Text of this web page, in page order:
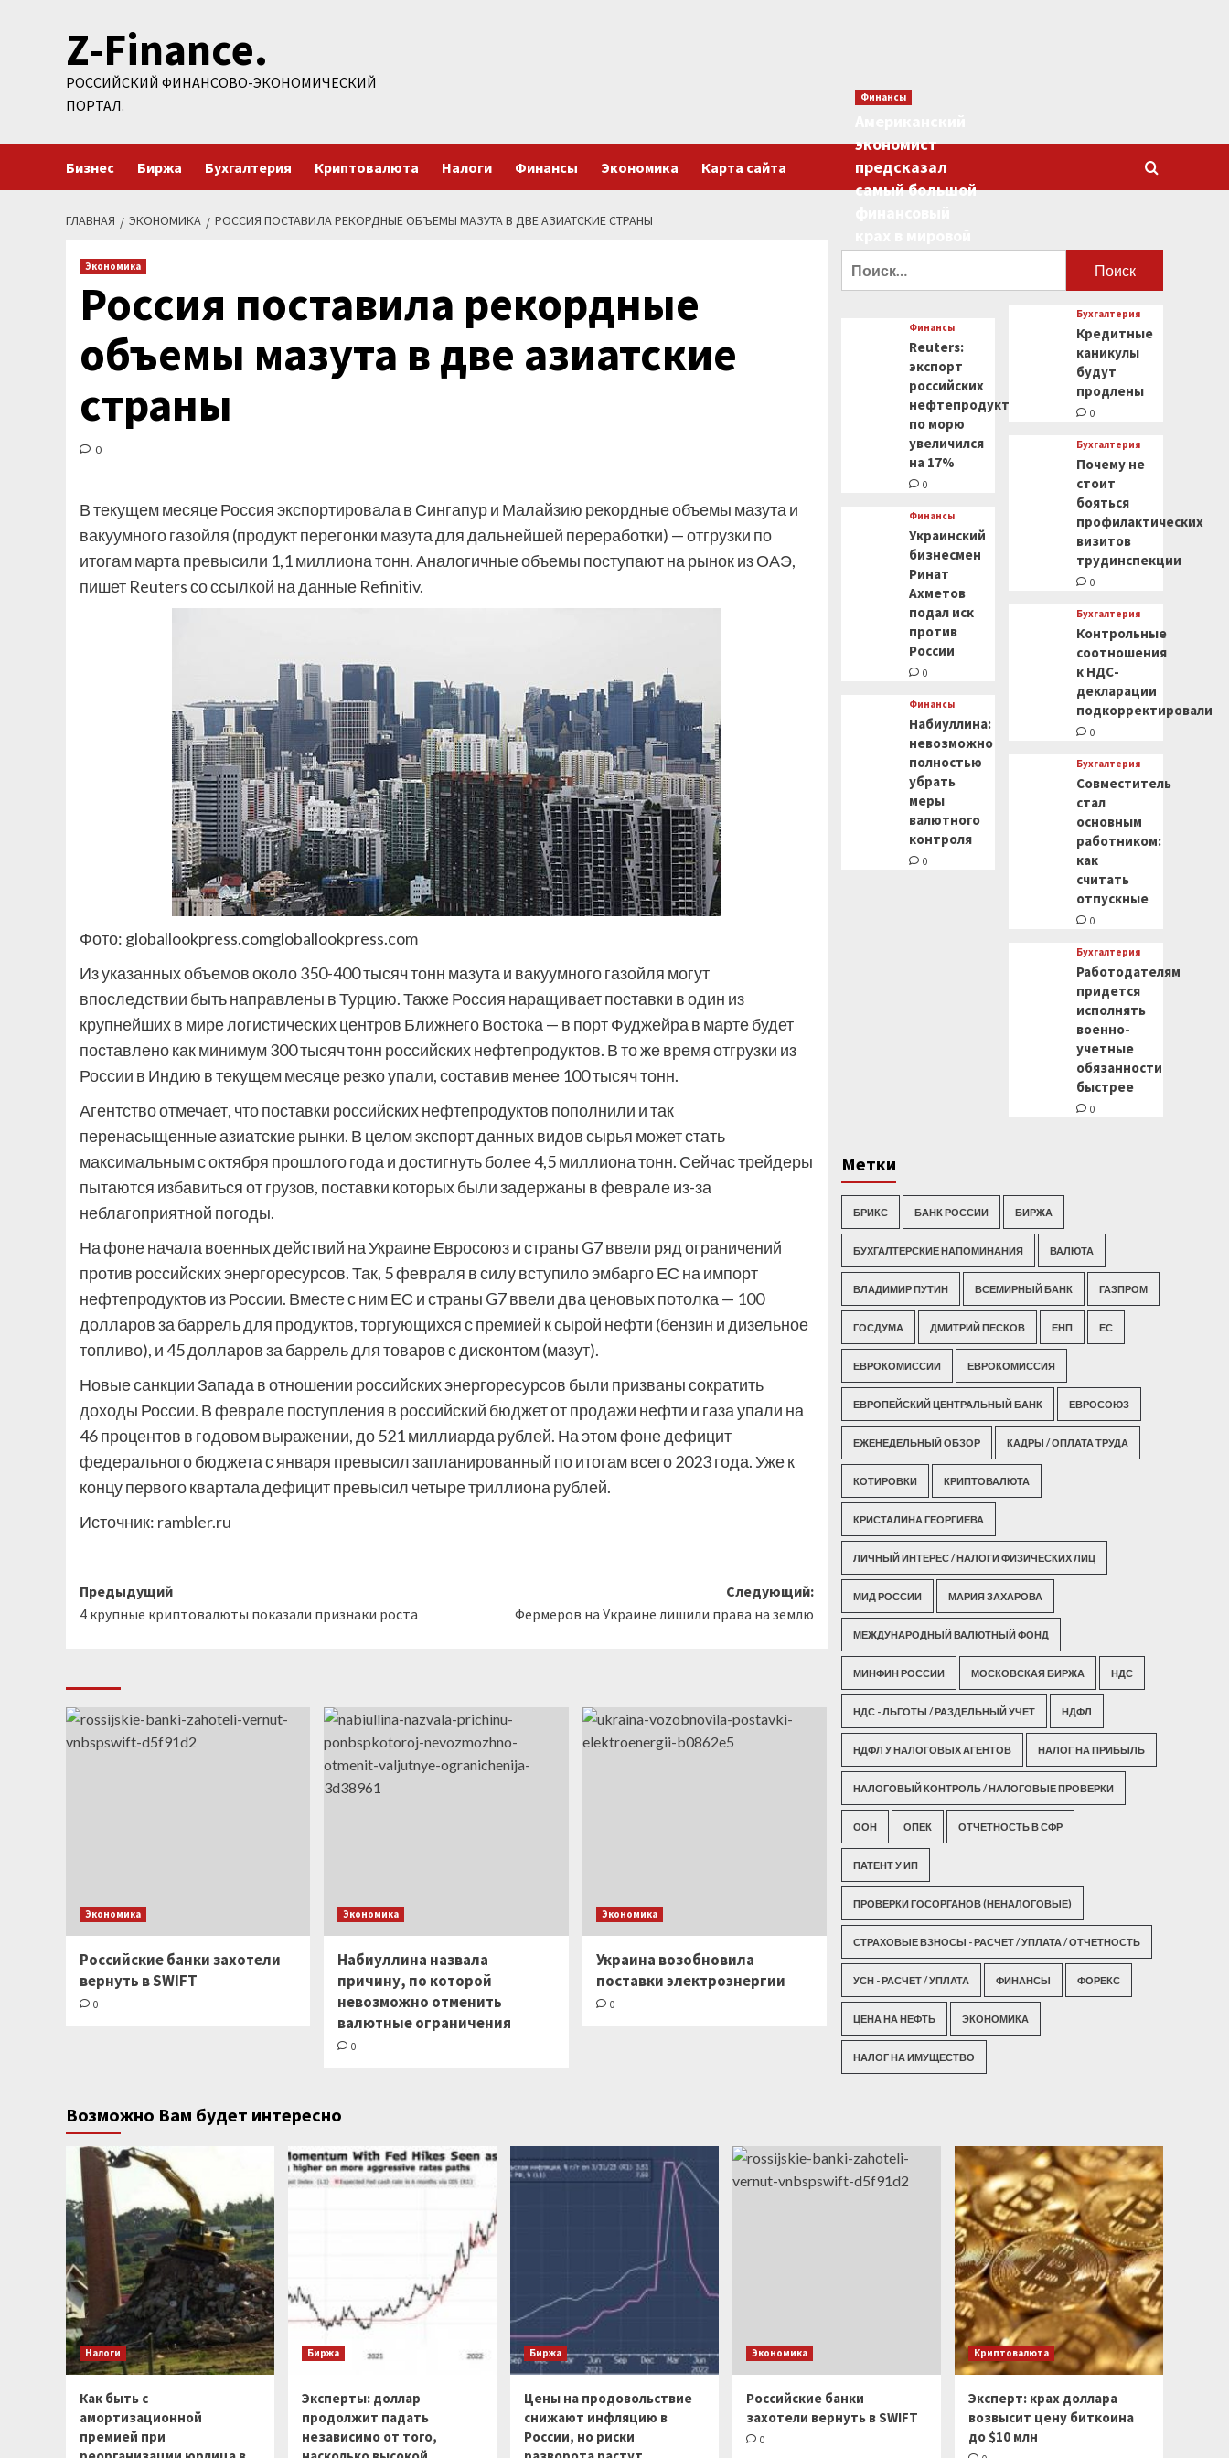
содержимомуZ-Finance.
РОССИЙСКИЙ ФИНАНСОВО-ЭКОНОМИЧЕСКИЙ
ПОРТАЛ.
Бизнес Биржа Бухгалтерия Криптовалюта Налоги Финансы Экономика Карта сайта
ГЛАВНАЯ ЭКОНОМИКА РОССИЯ ПОСТАВИЛА РЕКОРДНЫЕ ОБЪЕМЫ МАЗУТА В ДВЕ АЗИАТСКИЕ СТРАНЫ
Экономика
Россия поставила рекордные
объемы мазута в две азиатские
страны
0
В текущем месяце Россия экспортировала в Сингапур и Малайзию рекордные объемы мазута и
вакуумного газойля (продукт перегонки мазута для дальнейшей переработки) — отгрузки по
итогам марта превысили 1,1 миллиона тонн. Аналогичные объемы поступают на рынок из ОАЭ,
пишет Reuters со ссылкой на данные Refinitiv.
Фото: globallookpress.comgloballookpress.com
Из указанных объемов около 350-400 тысяч тонн мазута и вакуумного газойля могут
впоследствии быть направлены в Турцию. Также Россия наращивает поставки в один из
крупнейших в мире логистических центров Ближнего Востока — в порт Фуджейра в марте будет
поставлено как минимум 300 тысяч тонн российских нефтепродуктов. В то же время отгрузки из
России в Индию в текущем месяце резко упали, составив менее 100 тысяч тонн.
Агентство отмечает, что поставки российских нефтепродуктов пополнили и так
перенасыщенные азиатские рынки. В целом экспорт данных видов сырья может стать
максимальным с октября прошлого года и достигнуть более 4,5 миллиона тонн. Сейчас трейдеры
пытаются избавиться от грузов, поставки которых были задержаны в феврале из-за
неблагоприятной погоды.
На фоне начала военных действий на Украине Евросоюз и страны G7 ввели ряд ограничений
против российских энергоресурсов. Так, 5 февраля в силу вступило эмбарго ЕС на импорт
нефтепродуктов из России. Вместе с ним ЕС и страны G7 ввели два ценовых потолка — 100
долларов за баррель для продуктов, торгующихся с премией к сырой нефти (бензин и дизельное
топливо), и 45 долларов за баррель для товаров с дисконтом (мазут).
Новые санкции Запада в отношении российских энергоресурсов были призваны сократить
доходы России. В феврале поступления в российский бюджет от продажи нефти и газа упали на
46 процентов в годовом выражении, до 521 миллиарда рублей. На этом фоне дефицит
федерального бюджета с января превысил запланированный по итогам всего 2023 года. Уже к
концу первого квартала дефицит превысил четыре триллиона рублей.
Источник: rambler.ru
Навигация
записи
Предыдущий
4 крупные криптовалюты показали признаки роста
Следующий:
Фермеров на Украине лишили права на землю
Экономика
Российские банки захотели
вернуть в SWIFT
0
Экономика
Набиуллина назвала
причину, по которой
невозможно отменить
валютные ограничения
0
Экономика
Украина возобновила
поставки электроэнергии
0
Финансы
экономист
предсказал
самый большой
Финансы
Reuters:
экспорт
российских
нефтепродуктов
по морю
увеличился
на 17%
0
Финансы
Украинский
бизнесмен
Ринат
Ахметов
подал иск
против
России
0
Финансы
Набиуллина:
невозможно
полностью
убрать
меры
валютного
контроля
0
Бухгалтерия
Кредитные
каникулы
будут
продлены
0
Бухгалтерия
Почему не
стоит
бояться
профилактических
визитов
трудинспекции
0
Бухгалтерия
Контрольные
соотношения
к НДС-
декларации
подкорректировали
0
Бухгалтерия
Совместитель
стал
основным
работником:
как
считать
отпускные
0
Бухгалтерия
Работодателям
придется
исполнять
военно-
учетные
обязанности
быстрее
0
Метки
БРИКС БАНК РОССИИ БИРЖА
БУХГАЛТЕРСКИЕ НАПОМИНАНИЯ ВАЛЮТА
ВЛАДИМИР ПУТИН ВСЕМИРНЫЙ БАНК ГАЗПРОМ
ГОСДУМА ДМИТРИЙ ПЕСКОВ ЕНП ЕС
ЕВРОКОМИССИИ ЕВРОКОМИССИЯ
ЕВРОПЕЙСКИЙ ЦЕНТРАЛЬНЫЙ БАНК ЕВРОСОЮЗ
ЕЖЕНЕДЕЛЬНЫЙ ОБЗОР КАДРЫ / ОПЛАТА ТРУДА
КОТИРОВКИ КРИПТОВАЛЮТА
КРИСТАЛИНА ГЕОРГИЕВА
ЛИЧНЫЙ ИНТЕРЕС / НАЛОГИ ФИЗИЧЕСКИХ ЛИЦ
МИД РОССИИ МАРИЯ ЗАХАРОВА
МЕЖДУНАРОДНЫЙ ВАЛЮТНЫЙ ФОНД
МИНФИН РОССИИ МОСКОВСКАЯ БИРЖА НДС
НДС - ЛЬГОТЫ / РАЗДЕЛЬНЫЙ УЧЕТ НДФЛ
НДФЛ У НАЛОГОВЫХ АГЕНТОВ НАЛОГ НА ПРИБЫЛЬ
НАЛОГОВЫЙ КОНТРОЛЬ / НАЛОГОВЫЕ ПРОВЕРКИ
ООН ОПЕК ОТЧЕТНОСТЬ В СФР
ПАТЕНТ У ИП
ПРОВЕРКИ ГОСОРГАНОВ (НЕНАЛОГОВЫЕ)
СТРАХОВЫЕ ВЗНОСЫ - РАСЧЕТ / УПЛАТА / ОТЧЕТНОСТЬ
УСН - РАСЧЕТ / УПЛАТА ФИНАНСЫ ФОРЕКС
ЦЕНА НА НЕФТЬ ЭКОНОМИКА
НАЛОГ НА ИМУЩЕСТВО
Возможно Вам будет интересно
Налоги
Как быть с
амортизационной
премией при
Биржа
Эксперты: доллар
продолжит падать
независимо от того,
Биржа
Цены на продовольствие
снижают инфляцию в
России, но риски
Экономика
Российские банки
захотели вернуть в SWIFT
0
Криптовалюта
Эксперт: крах доллара
возвысит цену биткоина
до $10 млн